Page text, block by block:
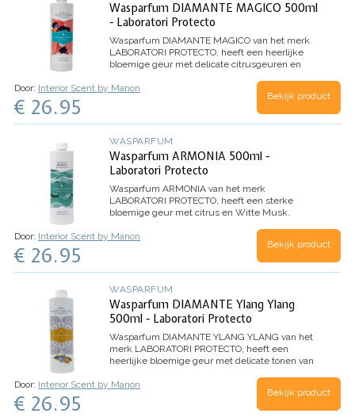
Wasparfum DIAMANTE MAGICO 500ml
- Laboratori Protecto
Wasparfum DIAMANTE MAGICO van het merk
LABORATORI PROTECTO, heeft een heerlijke
bloemige geur met delicate citrusgeuren en
wasparfum, evolueert het parfum beter en
Inhoud 500ml
Door: Interior Scent by Manon
€ 26.95 Bekijk product
WASPARFUM
Wasparfum ARMONIA 500ml -
Laboratori Protecto
Wasparfum ARMONIA van het merk
LABORATORI PROTECTO, heeft een sterke
bloemige geur met citrus en Witte Musk.
evolueert het parfum beter en behoudt het de
Inhoud 500ml (voor 100
Door: Interior Scent by Manon
€ 26.95 Bekijk product
WASPARFUM
Wasparfum DIAMANTE Ylang Ylang
500ml - Laboratori Protecto
Wasparfum DIAMANTE YLANG YLANG van het
merk LABORATORI PROTECTO, heeft een
heerlijke bloemige geur met delicate tonen van
Dennen
HART: Jasmijn, Lelie, Roos
Inhoud 500ml
Door: Interior Scent by Manon
€ 26.95 Bekijk product